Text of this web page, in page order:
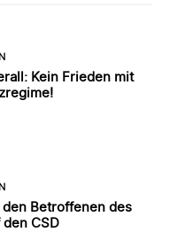
Kein Frieden mit
Betroffenen des
CSD